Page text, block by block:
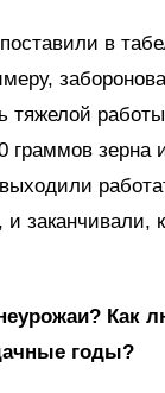
в
тяжелой
граммов зерна
заканчивали,
Как
годы?